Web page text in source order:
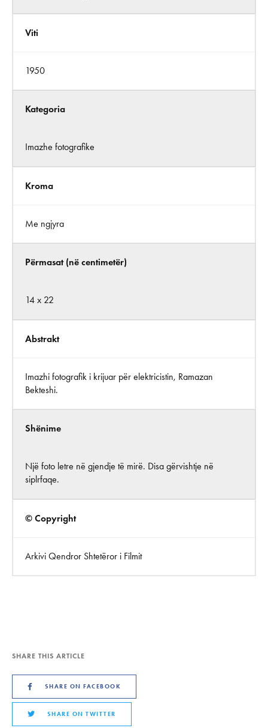
Viti
1950
Kategoria
Imazhe fotografike
Kroma
Me ngjyra
Përmasat (në centimetër)
14 x 22
Abstrakt
Imazhi fotografik i krijuar për elektricistin, Ramazan
Bekteshi.
Shënime
Një foto letre në gjendje të mirë. Disa gërvishtje në
siplrfaqe.
© Copyright
Arkivi Qendror Shtetëror i Filmit
SHARE THIS ARTICLE
SHARE ON FACEBOOK
SHARE ON TWITTER